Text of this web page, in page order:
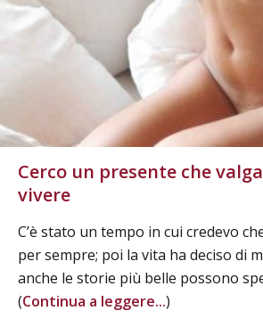
Cerco un presente che
vivere
C’è stato un tempo in cui credevo
per sempre; poi la vita ha deciso di
anche le storie più belle possono
(Continua a leggere...)